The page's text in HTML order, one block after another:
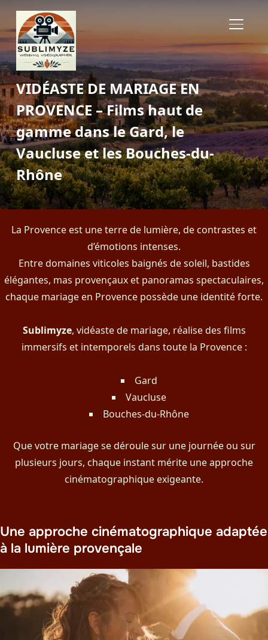
VIDÉASTE DE MARIAGE EN
PROVENCE – Films haut de
gamme dans le Gard, le
Vaucluse et les Bouches-du-
Rhône
La Provence est une terre de lumière, de contrastes et
d’émotions intenses.
Entre domaines viticoles baignés de soleil, bastides
élégantes, mas provençaux et panoramas spectaculaires,
chaque mariage en Provence possède une identité forte.
Sublimyze, vidéaste de mariage, réalise des films
immersifs et intemporels dans toute la Provence :
Gard
Vaucluse
Bouches-du-Rhône
Que votre mariage se déroule sur une journée ou sur
plusieurs jours, chaque instant mérite une approche
cinématographique exigeante.
Une approche cinématographique adaptée
à la lumière provençale